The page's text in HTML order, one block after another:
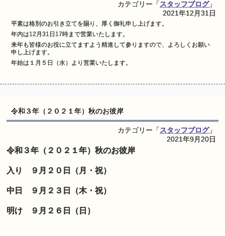
カテゴリー「スタッフブログ」
2021年12月31日
平素は格別のお引き立てを賜り、厚く御礼申し上げます。
年内は12月31日17時まで営業いたします。
来年も皆様のお役に立てますよう精進して参りますので、よろしくお願い
申し上げます。
年始は１月５日（水）より営業いたします。
令和３年（２０２１年）秋のお彼岸
カテゴリー「スタッフブログ」
2021年9月20日
令和３年（２０２１年）秋のお彼岸
入り ９月２０日（月・祝）
中日 ９月２３日（木・祝）
明け ９月２６日（日）